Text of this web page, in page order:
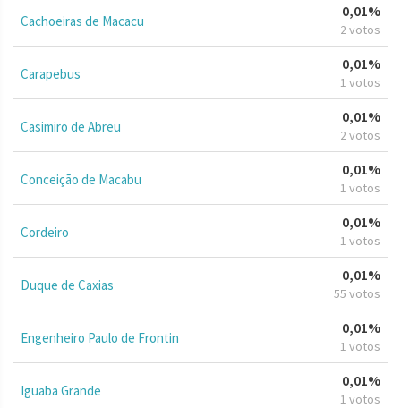
Cachoeiras de Macacu
0,01%
2 votos
Carapebus
0,01%
1 votos
Casimiro de Abreu
0,01%
2 votos
Conceição de Macabu
0,01%
1 votos
Cordeiro
0,01%
1 votos
Duque de Caxias
0,01%
55 votos
Engenheiro Paulo de Frontin
0,01%
1 votos
Iguaba Grande
0,01%
1 votos